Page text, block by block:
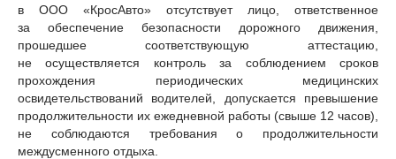
в ООО «КросАвто» отсутствует лицо, ответственное
за обеспечение безопасности дорожного движения,
прошедшее соответствующую аттестацию,
не осуществляется контроль за соблюдением сроков
прохождения периодических медицинских
освидетельствований водителей, допускается превышение
продолжительности их ежедневной работы (свыше 12 часов),
не соблюдаются требования о продолжительности
междусменного отдыха.